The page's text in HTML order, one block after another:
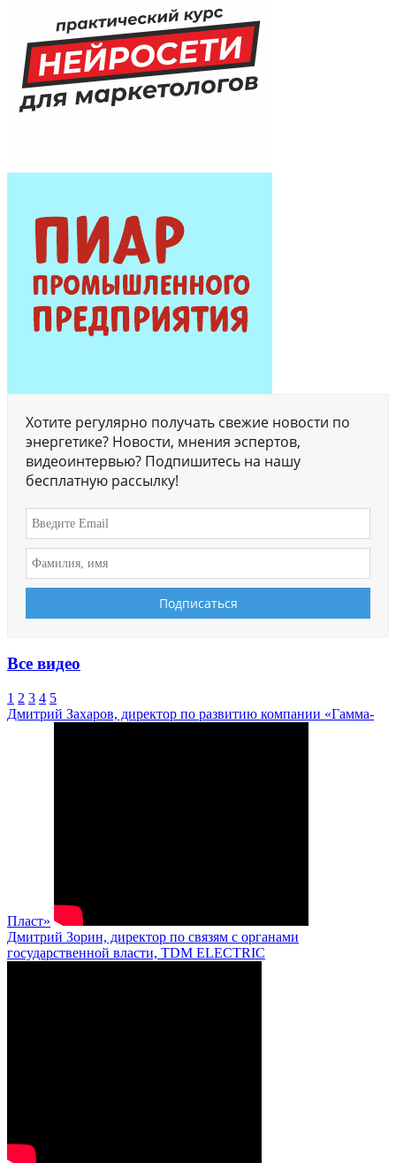
Хотите регулярно получать свежие новости по
энергетике? Новости, мнения эспертов,
видеоинтервью? Подпишитесь на нашу
бесплатную рассылку!
Все видео
1 2 3 4 5
Дмитрий Захаров, директор по развитию компании «Гамма-
Пласт»
Дмитрий Зорин, директор по связям с органами
государственной власти, TDM ELECTRIC